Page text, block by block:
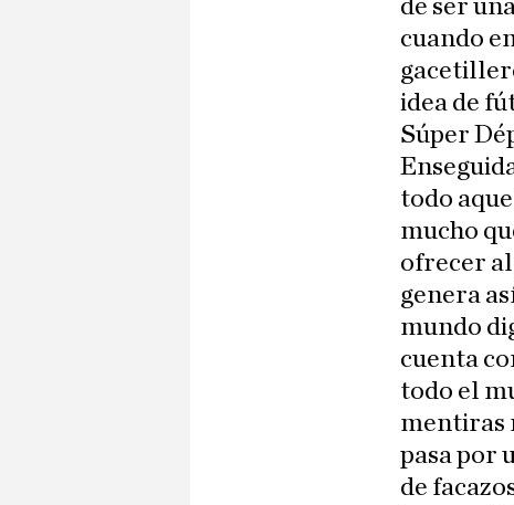
de ser
cuando
idea de
Súper
todo
mucho
ofrecer
genera
mundo
cuenta
todo el
mentiras
pasa por
de